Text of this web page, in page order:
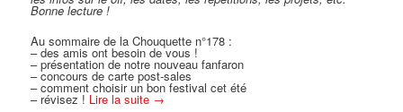
Bonne lecture !
Au sommaire de la Chouquette n°178 :
– des amis ont besoin de vous !
– présentation de notre nouveau fanfaron
– concours de carte post-sales
– comment choisir un bon festival cet été
– révisez ! Lire la suite →